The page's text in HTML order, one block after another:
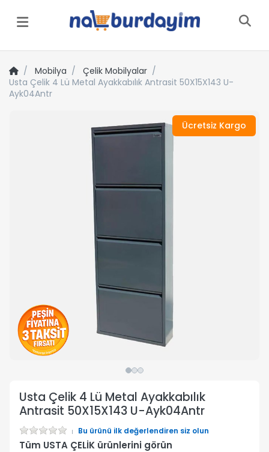
Menü
Mobilya
Çelik Mobilyalar
Usta Çelik 4 Lü Metal Ayakkabılık Antrasit 50X15X143 U-
Ayk04Antr
Ücretsiz Kargo
Usta Çelik 4 Lü Metal Ayakkabılık
Antrasit 50X15X143 U-Ayk04Antr
Bu ürünü ilk değerlendiren siz olun
Tüm USTA ÇELİK ürünlerini görün